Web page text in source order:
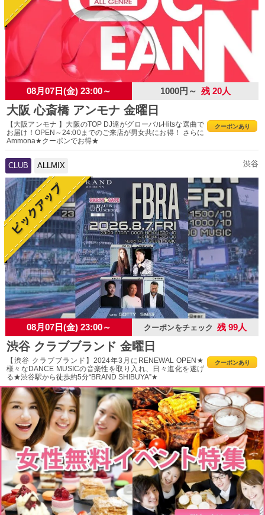
08月07日(金) 23:00～ 1000円～ 残 20人
大阪 心斎橋 アンモナ 金曜日
クーポンあり
【大阪アンモナ 】大阪のTOP DJ達がグローバルHitsな選曲で
お届け！OPEN～24:00までのご来店が男女共にお得！ さらに
Ammona★クーポンでお得★
CLUB ALLMIX 渋谷
08月07日(金) 23:00～ クーポンをチェック 残 99人
渋谷 クラブブランド 金曜日
クーポンあり
【渋谷 クラブブランド】2024年3月にRENEWAL OPEN★
様々なDANCE MUSICの音楽性を取り入れ、日々進化を遂げ
る★渋谷駅から徒歩約5分“BRAND SHIBUYA”★